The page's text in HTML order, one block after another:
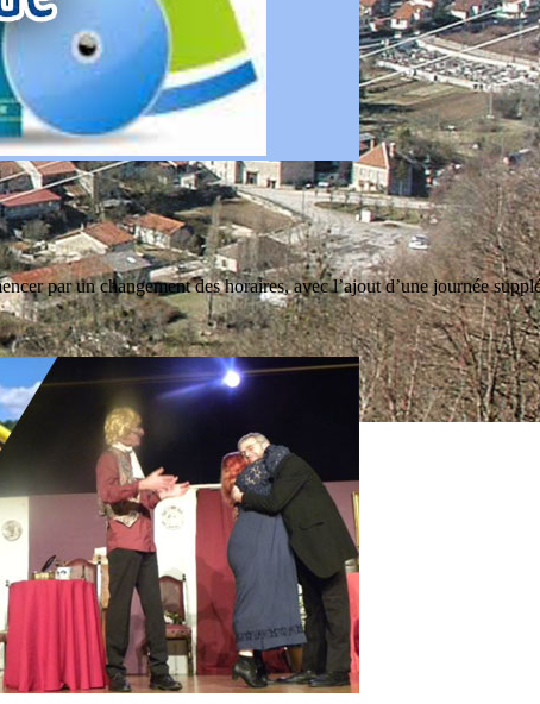
par un changement des horaires, avec l’ajout d’une journée